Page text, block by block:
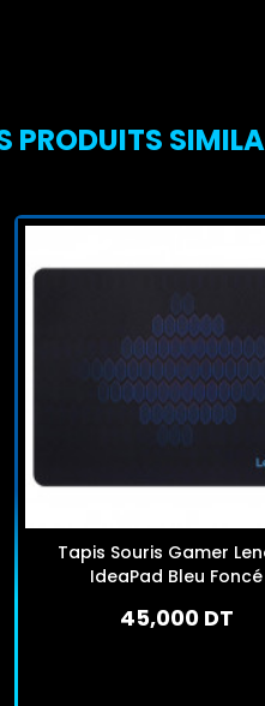
PRODUITS
Tapis Souris Gamer
IdeaPad Bleu Foncé
45,000 DT